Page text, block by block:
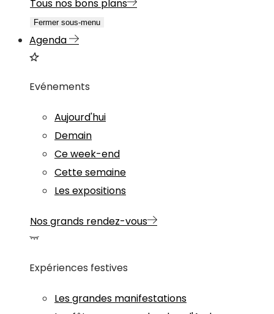
Tous nos bons plans
Fermer sous-menu
Agenda
Evénements
Aujourd'hui
Demain
Ce week-end
Cette semaine
Les expositions
Nos grands rendez-vous
Expériences festives
Les grandes manifestations